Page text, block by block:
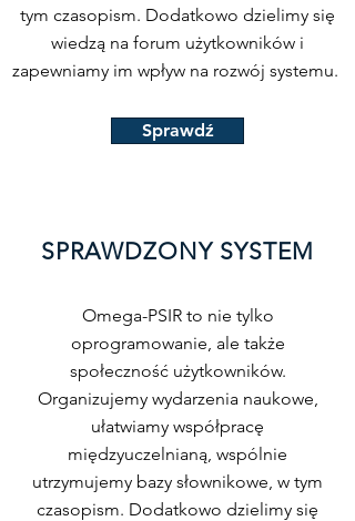
tym czasopism. Dodatkowo dzielimy się
wiedzą na forum użytkowników i
zapewniamy im wpływ na rozwój systemu.
Sprawdź
SPRAWDZONY SYSTEM
Omega-PSIR to nie tylko
oprogramowanie, ale także
społeczność użytkowników.
Organizujemy wydarzenia naukowe,
ułatwiamy współpracę
międzyuczelnianą, wspólnie
utrzymujemy bazy słownikowe, w tym
czasopism. Dodatkowo dzielimy się